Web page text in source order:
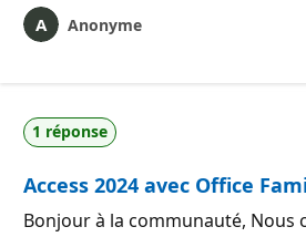
Anonyme
1 réponse
Access 2024 avec Office
Bonjour à la communauté, Nous